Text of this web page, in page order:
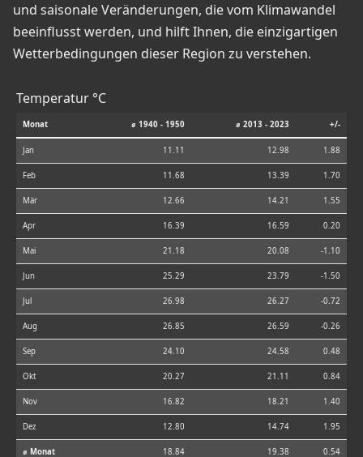
und saisonale Veränderungen, die vom Klimawandel
beeinflusst werden, und hilft Ihnen, die einzigartigen
Wetterbedingungen dieser Region zu verstehen.
Temperatur °C
Monat ⌀ 1940 - 1950 ⌀ 2013 - 2023 +/-
Jan 11.11 12.98 1.88
Feb 11.68 13.39 1.70
Mär 12.66 14.21 1.55
Apr 16.39 16.59 0.20
Mai 21.18 20.08 -1.10
Jun 25.29 23.79 -1.50
Jul 26.98 26.27 -0.72
Aug 26.85 26.59 -0.26
Sep 24.10 24.58 0.48
Okt 20.27 21.11 0.84
Nov 16.82 18.21 1.40
Dez 12.80 14.74 1.95
⌀ Monat 18.84 19.38 0.54